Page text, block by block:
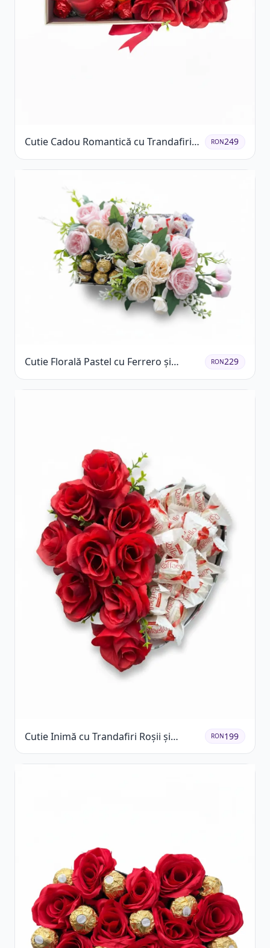
Cutie Cadou Romantică cu Trandafiri
Șampanie și Lumânare
RON249
Cutie Florală Pastel cu Ferrero și
Raffaello
RON229
Cutie Inimă cu Trandafiri Roșii și
Raffaello
RON199